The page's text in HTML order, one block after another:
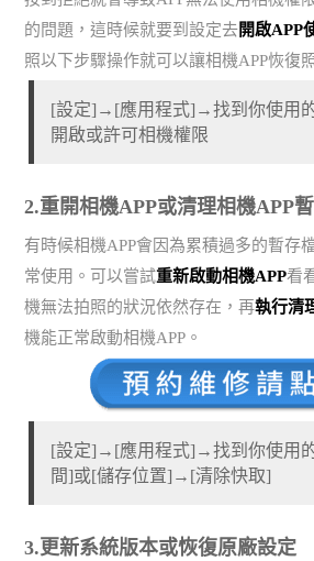
的問題，這時候就要到設定去開啟APP
照以下步驟操作就可以讓相機APP恢復
[設定]→[應用程式]→找到你使用
開啟或許可相機權限
2.重開相機APP或清理相機APP
有時候相機APP會因為累積過多的暫存
常使用。可以嘗試重新啟動相機APP看
機無法拍照的狀況依然存在，再執行清
機能正常啟動相機APP。
[設定]→[應用程式]→找到你使用
間]或[儲存位置]→[清除快取]
3.更新系統版本或恢復原廠設定